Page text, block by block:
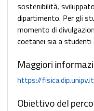
sostenibilità,
dipartimento. Per gli
momento di
coetanei sia a studenti
Maggiori
https://
Obiettivo del